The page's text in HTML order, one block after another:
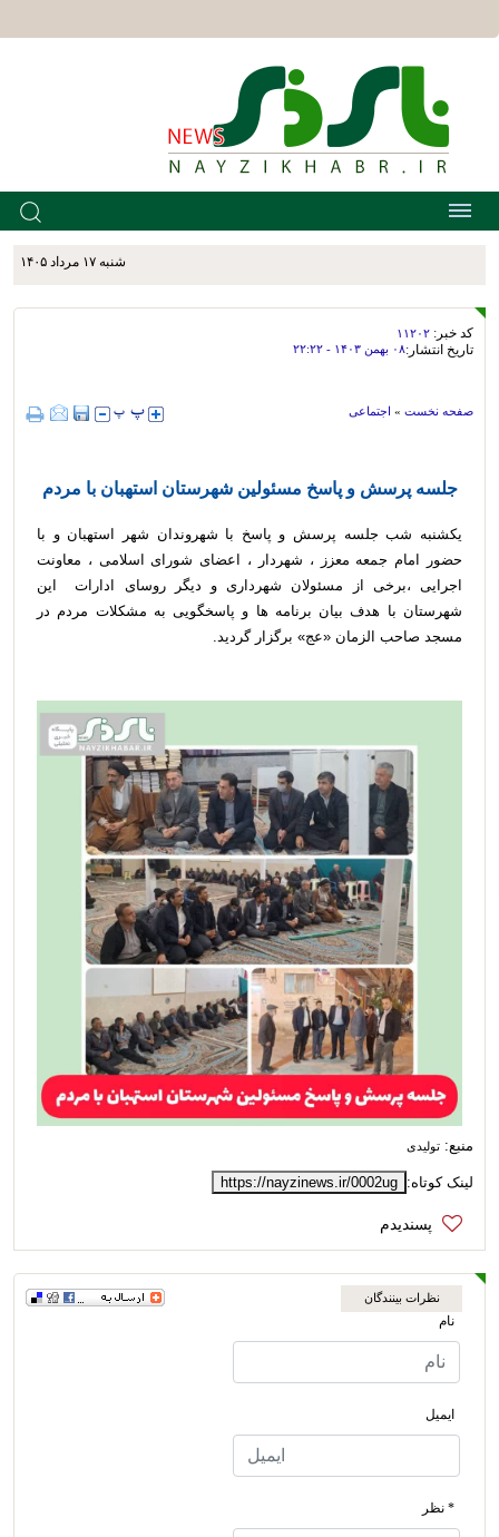
شنبه ۱۷ مرداد ۱۴۰۵
کد خبر: ۱۱۲۰۲
تاریخ انتشار:۰۸ بهمن ۱۴۰۳ - ۲۲:۲۲
صفحه نخست » اجتماعی
جلسه پرسش و پاسخ مسئولین شهرستان استهبان با مردم
یکشنبه شب جلسه پرسش و پاسخ با شهروندان شهر استهبان و با
حضور امام جمعه معزز ، شهردار ، اعضای شورای اسلامی ، معاونت
اجرایی ،برخی از مسئولان شهرداری و دیگر روسای ادارات این
شهرستان با هدف بیان برنامه ها و پاسخگویی به مشکلات مردم در
مسجد صاحب الزمان «عج» برگزار گردید.
منبع: تولیدی
لینک کوتاه: https://nayzinews.ir/0002ug
نظرات بینندگان
نام
ایمیل
* نظر